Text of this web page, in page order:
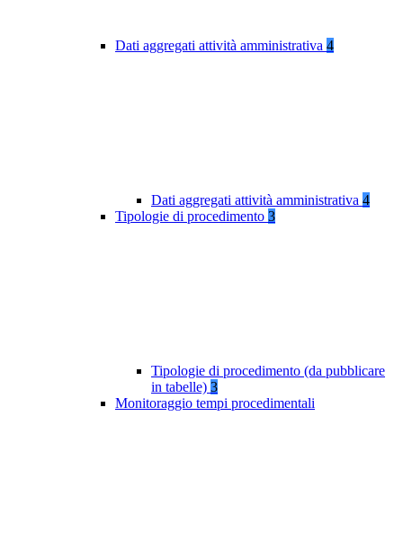
Dati aggregati attività amministrativa 4
Dati aggregati attività amministrativa 4
Tipologie di procedimento 3
Tipologie di procedimento (da pubblicare
in tabelle) 3
Monitoraggio tempi procedimentali